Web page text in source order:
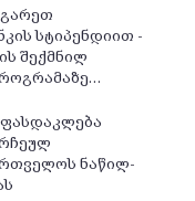
სტიპენდიით -
შექმნილ
ფასდაკლება
ნაწილ-